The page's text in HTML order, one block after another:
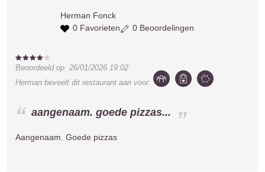
Herman Fonck
0 Favorieten
0 Beoordelingen
Beoordeeld op26/01/2026 19:02
Herman beveelt dit restaurant aan voor:
aangenaam. goede pizzas...
Aangenaam. Goede pizzas